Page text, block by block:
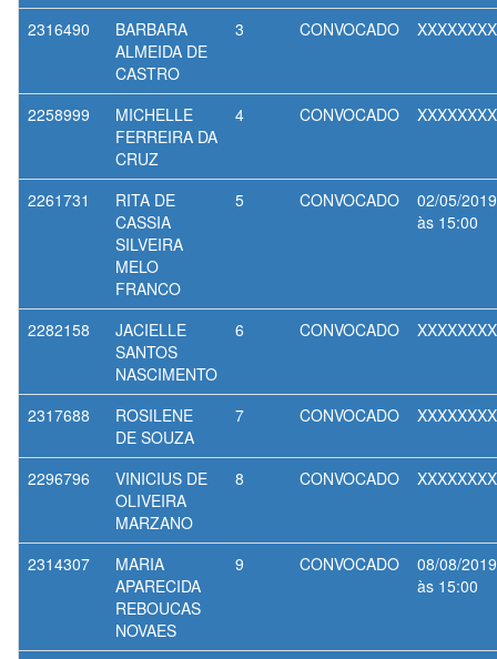
2316490
BARBARA
ALMEIDA DE
CASTRO
3 CONVOCADO
2258999
MICHELLE
FERREIRA DA
CRUZ
4 CONVOCADO
2261731
RITA DE
CASSIA
SILVEIRA
MELO
FRANCO
5 CONVOCADO
02/05/
às 15:00
2282158
JACIELLE
SANTOS
NASCIMENTO
6 CONVOCADO
2317688
ROSILENE
DE SOUZA
7 CONVOCADO
2296796
VINICIUS DE
OLIVEIRA
MARZANO
8 CONVOCADO
2314307
MARIA
APARECIDA
REBOUCAS
NOVAES
9 CONVOCADO
08/08/
às 15:00